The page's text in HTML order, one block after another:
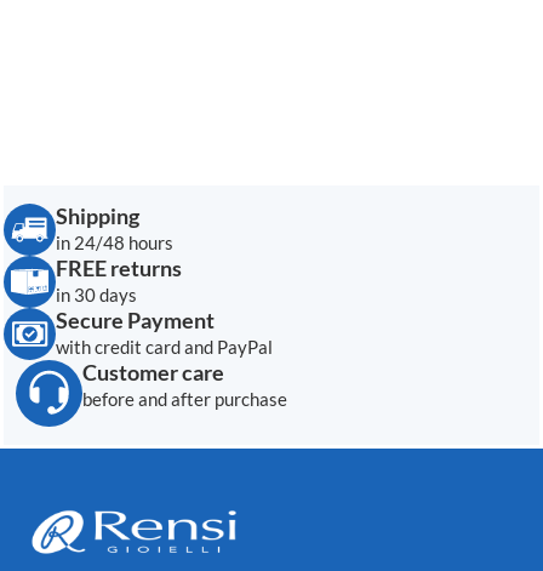
Shipping
in 24/48 hours
FREE returns
in 30 days
Secure Payment
with credit card and PayPal
Customer care
before and after purchase